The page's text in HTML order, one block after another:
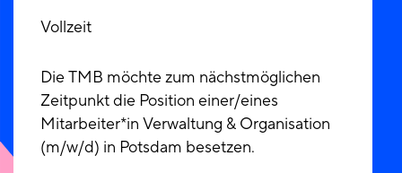
Vollzeit
Die TMB möchte zum nächstmöglichen
Zeitpunkt die Position einer/eines
Mitarbeiter*in Verwaltung & Organisation
(m/w/d) in Potsdam besetzen.